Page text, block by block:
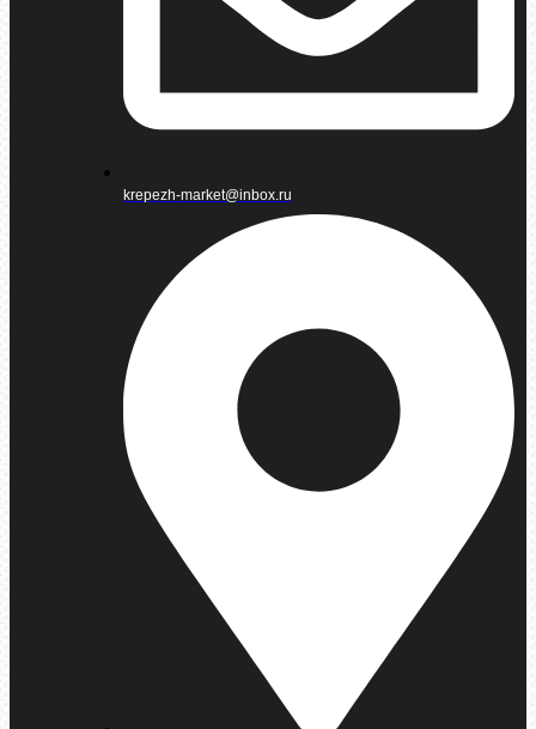
krepezh-market@inbox.ru